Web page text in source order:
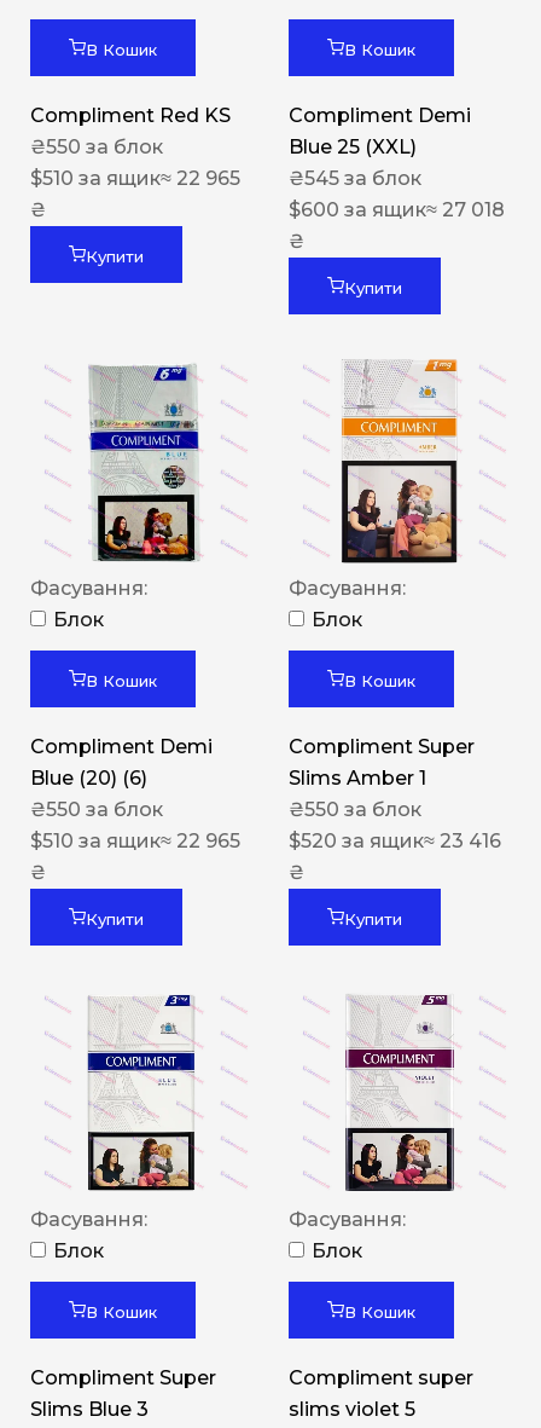
В Кошик
Compliment Red KS
₴550 за блок
$510 за ящик≈ 22 965
₴
Купити
В Кошик
Compliment Demi
Blue 25 (XXL)
₴545 за блок
$600 за ящик≈ 27 018
₴
Купити
Фасування:
Блок
В Кошик
Compliment Demi
Blue (20) (6)
₴550 за блок
$510 за ящик≈ 22 965
₴
Купити
Фасування:
Блок
В Кошик
Compliment Super
Slims Amber 1
₴550 за блок
$520 за ящик≈ 23 416
₴
Купити
Фасування:
Блок
В Кошик
Compliment Super
Slims Blue 3
Фасування:
Блок
В Кошик
Compliment super
slims violet 5